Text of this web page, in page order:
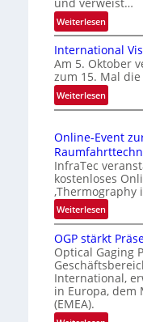
Weiterlesen:
H
o
m
e
p
a
e
‚
H
y
p
e
r
s
p
e
c
t
International
Am 5. Oktober
zum 15. Mal
Weiterlesen:
I
t
e
r
n
a
t
o
n
a
l
V
Online-Event
InfraTec
kostenloses
‚Thermography
Weiterlesen:
O
n
l
i
n
-
OGP stärkt
Optical Gaging
International,
in Europa, dem
(EMEA).